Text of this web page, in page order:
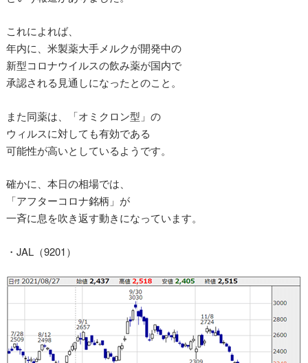
これによれば、
年内に、米製薬大手メルクが開発中の
新型コロナウイルスの飲み薬が国内で
承認される見通しになったとのこと。
また同薬は、「オミクロン型」の
ウィルスに対しても有効である
可能性が高いとしているようです。
確かに、本日の相場では、
「アフターコロナ銘柄」が
一斉に息を吹き返す動きになっています。
・JAL（9201）